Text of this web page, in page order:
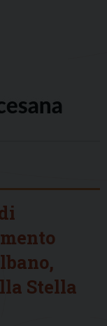
Stella